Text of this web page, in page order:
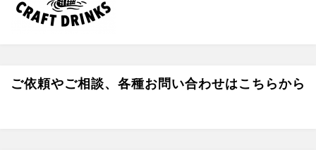
ご依頼やご相談、各種お問い合わせはこちらから